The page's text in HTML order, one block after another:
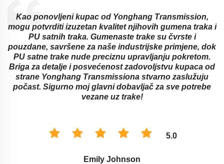
Kao ponovljeni kupac od Yonghang Transmission,
mogu potvrditi izuzetan kvalitet njihovih gumena traka i
PU satnih traka. Gumenaste trake su čvrste i
pouzdane, savršene za naše industrijske primjene, dok
PU satne trake nude preciznu upravljanju pokretom.
Briga za detalje i posvećenost zadovoljstvu kupaca od
strane Yonghang Transmissiona stvarno zaslužuju
počast. Sigurno moj glavni dobavljač za sve potrebe
vezane uz trake!
5.0
Emily Johnson